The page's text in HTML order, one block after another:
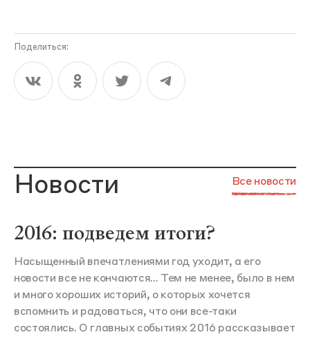
Поделиться:
Новости Все новости
2016: подведем итоги?
Насыщенный впечатлениями год уходит, а его
новости все не кончаются... Тем не менее, было в нем
и много хороших историй, о которых хочется
вспомнить и радоваться, что они все-таки
состоялись. О главных событиях 2016 рассказывает